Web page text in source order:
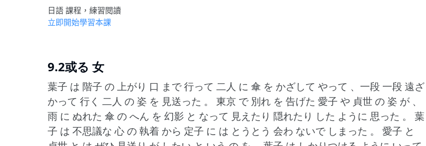
日語 課程，練習閱讀
立即開始學習本課
9.2或る 女
葉子 は 階子 の 上がり 口 まで 行って 二人 に 傘 を かざして やって 、一段 一段 遠ざ
かって 行く 二人 の 姿 を 見送った 。
東京 で 別れ を 告げた 愛子 や 貞世 の 姿 が 、
雨 に ぬれた 傘 の へん を 幻影 と なって 見えたり 隠れたり した ように 思った 。
葉
子 は 不思議な 心 の 執着 から 定子 に は とうとう 会わ ないで しまった 。
愛子 と